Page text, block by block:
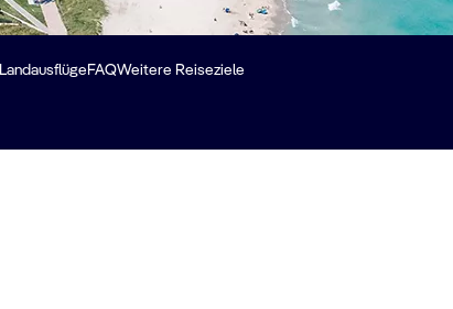
Landausflüge FAQWeitere Reiseziele